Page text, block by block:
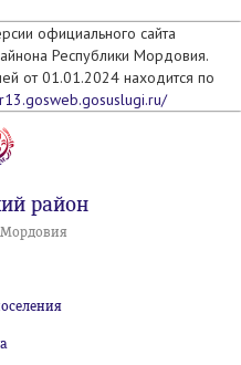
официального сайта
Республики Мордовия.
от 01.01.2024 находится по
район